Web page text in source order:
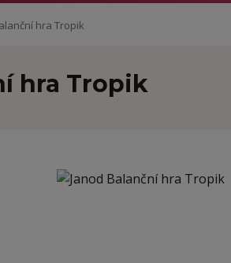
hra Tropik
hra Tropik